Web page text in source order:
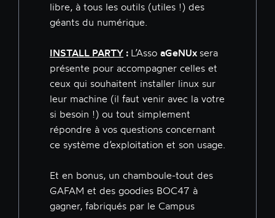
libre, à tous les outils (utiles !) des
géants du numérique.
INSTALL PARTY : L’Asso aGeNUx sera
présente pour accompagner celles et
ceux qui souhaitent installer linux sur
leur machine (il faut venir avec la votre
si besoin !) ou tout simplement
répondre à vos questions concernant
ce système d’exploitation et son usage.
Et en bonus, un chamboule-tout des
GAFAM et des goodies BOC47 à
gagner, fabriqués par le Campus